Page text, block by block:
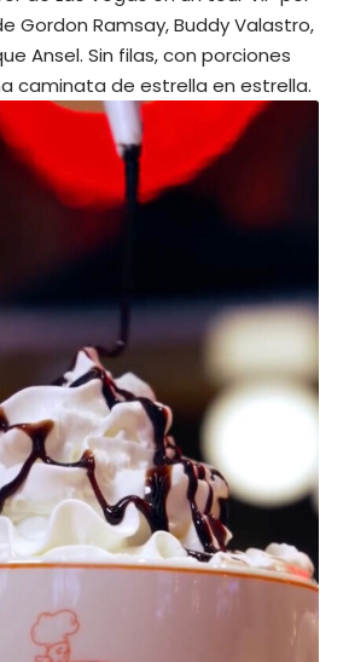
Gordon Ramsay, Buddy Valastro,
Ansel. Sin filas, con porciones
caminata de estrella en estrella.